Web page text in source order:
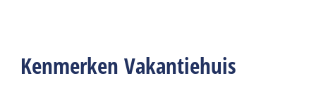
Kenmerken Vakantiehuis